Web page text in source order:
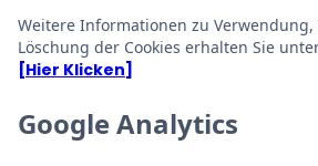
Weitere Informationen zu
Löschung der Cookies erhalten Sie
[Hier Klicken]
Google Analytics